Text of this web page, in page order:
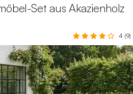
Set aus Akazienholz
4 (9)